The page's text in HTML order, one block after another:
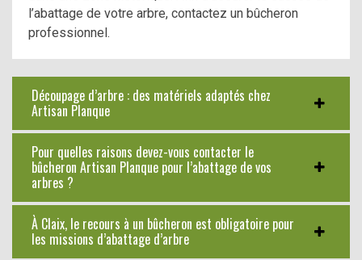
l’abattage de votre arbre, contactez un bûcheron
professionnel.
Découpage d’arbre : des matériels adaptés chez
Artisan Planque
Pour quelles raisons devez-vous contacter le
bûcheron Artisan Planque pour l’abattage de vos
arbres ?
À Claix, le recours à un bûcheron est obligatoire pour
les missions d’abattage d’arbre